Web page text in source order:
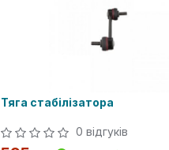
Тяга стабілізатора
0 відгуків